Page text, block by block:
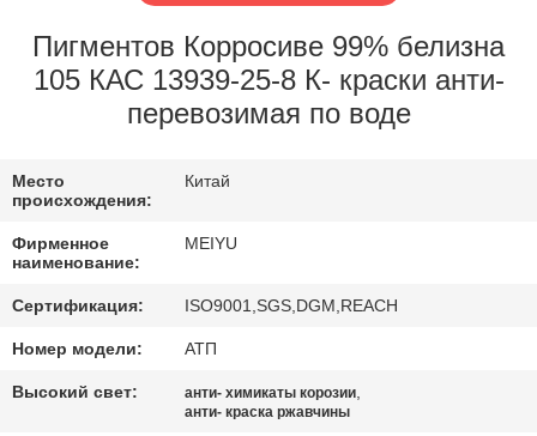
ЭКСКУРСИЯ
ПО
ЗАВОДУ
КОНТРОЛЬ
КАЧЕСТВА
СВЯЖИТЕСЬ
С
НАМИ
Пигментов Корросиве 99% белизна
105 КАС 13939-25-8 К- краски анти-
перевозимая по воде
Место
происхождения:
Китай
Фирменное
наименование:
MEIYU
Сертификация: ISO9001,SGS,DGM,REACH
Номер модели: АТП
Высокий свет: анти- химикаты корозии,
анти- краска ржавчины